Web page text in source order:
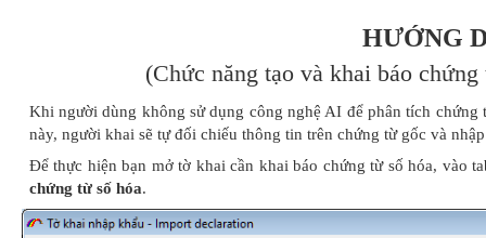
HƯỚNG
(Chức năng tạo và khai báo
Khi người dùng không sử dụng công nghệ AI để phân tích
này, người khai sẽ tự đối chiếu thông tin trên chứng từ gốc và
Để thực hiện bạn mở tờ khai cần khai báo chứng từ số hóa, vào
chứng từ số hóa.